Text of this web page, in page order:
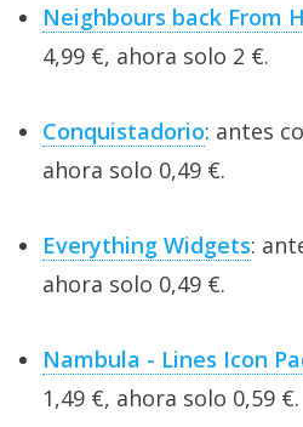
Neighbours back From
4,99 €, ahora solo 2 €.
Conquistadorio: antes
ahora solo 0,49 €.
Everything Widgets:
ahora solo 0,49 €.
Nambula - Lines Icon
1,49 €, ahora solo 0,59 €.